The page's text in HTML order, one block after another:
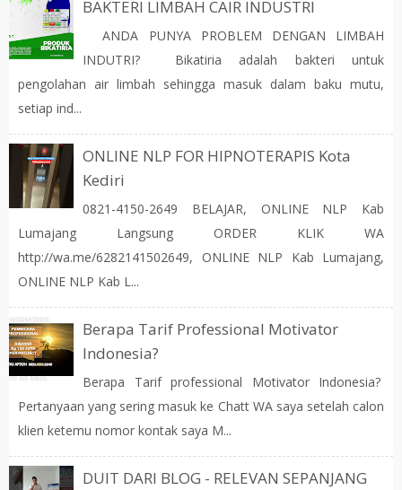
BAKTERI LIMBAH CAIR INDUSTRI
ANDA PUNYA PROBLEM DENGAN LIMBAH
INDUTRI? Bikatiria adalah bakteri untuk
pengolahan air limbah sehingga masuk dalam baku mutu,
setiap ind...
ONLINE NLP FOR HIPNOTERAPIS Kota
Kediri
0821-4150-2649 BELAJAR, ONLINE NLP Kab
Lumajang Langsung ORDER KLIK WA
http://wa.me/6282141502649, ONLINE NLP Kab Lumajang,
ONLINE NLP Kab L...
Berapa Tarif Professional Motivator
Indonesia?
Berapa Tarif professional Motivator Indonesia?
Pertanyaan yang sering masuk ke Chatt WA saya setelah calon
klien ketemu nomor kontak saya M...
DUIT DARI BLOG - RELEVAN SEPANJANG